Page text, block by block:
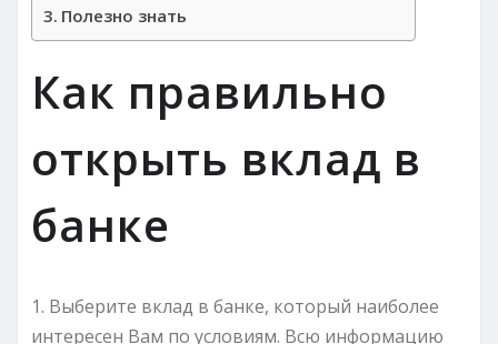
Полезно знать
Как правильно
открыть вклад в
банке
1. Выберите вклад в банке, который наиболее
интересен Вам по условиям. Всю информацию